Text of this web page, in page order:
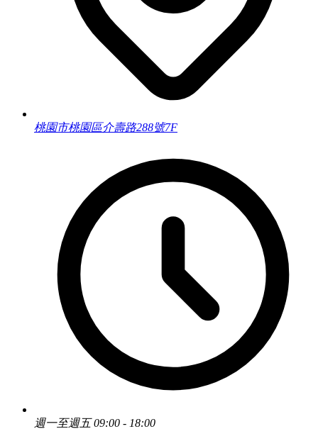
桃園市桃園區介壽路288號7F
週一至週五 09:00 - 18:00